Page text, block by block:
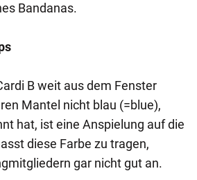
Bandanas.
B weit aus dem Fenster
Mantel nicht blau (=blue),
hat, ist eine Anspielung auf die
diese Farbe zu tragen,
gar nicht gut an.